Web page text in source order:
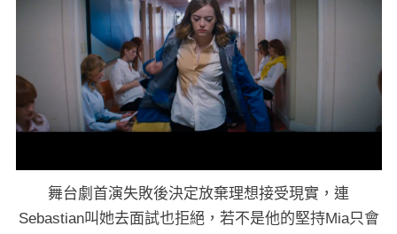
舞台劇首演失敗後決定放棄理想接受現實，連
Sebastian叫她去面試也拒絕，若不是他的堅持Mia只會